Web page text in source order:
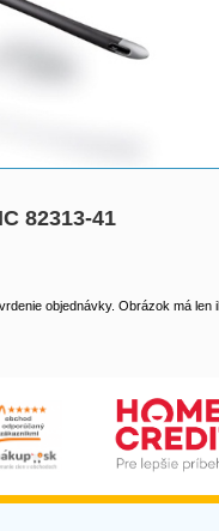
82313-41
objednávky. Obrázok má len